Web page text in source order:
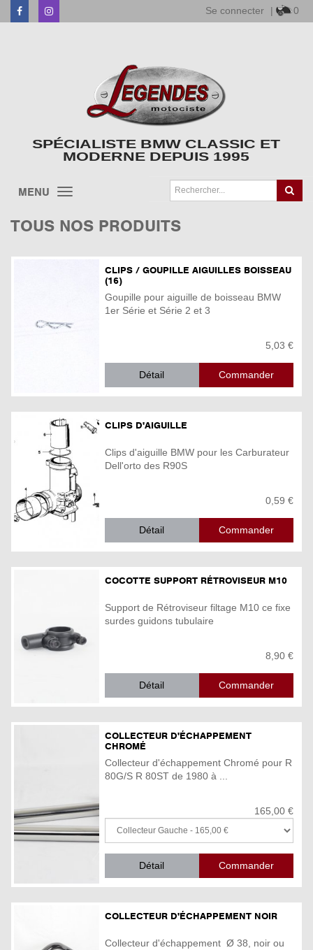
FacebookInstagram Se connecter | 0
SPÉCIALISTE BMW CLASSIC ET
MODERNE DEPUIS 1995
MENU
TOUS NOS PRODUITS
CLIPS / GOUPILLE AIGUILLES BOISSEAU
(16)
Goupille pour aiguille de boisseau BMW
1er Série et Série 2 et 3
5,03 €
Détail
CLIPS D'AIGUILLE
Clips d'aiguille BMW pour les Carburateur
Dell'orto des R90S
0,59 €
Détail
COCOTTE SUPPORT RÉTROVISEUR M10
Support de Rétroviseur filtage M10 ce fixe
surdes guidons tubulaire
8,90 €
Détail
COLLECTEUR D'ÉCHAPPEMENT
CHROMÉ
Collecteur d'échappement Chromé pour R
80G/S R 80ST de 1980 à ...
165,00 €
Détail
COLLECTEUR D'ÉCHAPPEMENT NOIR
Collecteur d'échappement Ø 38, noir ou